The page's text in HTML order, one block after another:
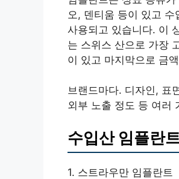
오, 덴티움 등이 있고
사용되고 있습니다. 이
는 스위스 산으로 가장
이 있고 마지막으로 금
브랜드마다. 디자인, 표
외부 노출 정도 등 여러
수입산 임플란
1. 스트라우만 임플란트